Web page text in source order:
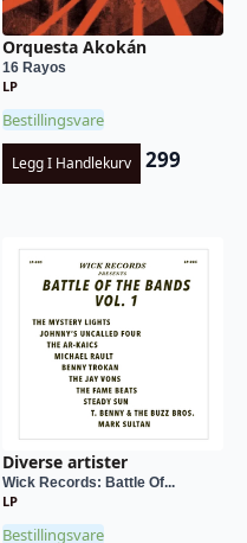
Orquesta Akokán
16 Rayos
LP
Bestillingsvare
Legg I Handlekurv 299
Diverse artister
Wick Records: Battle Of...
LP
Bestillingsvare